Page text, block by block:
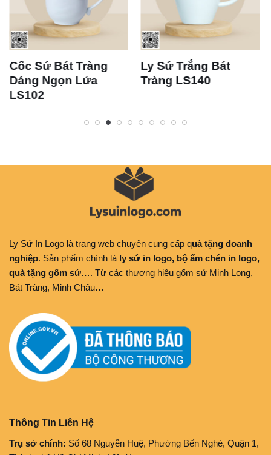
Cốc Sứ Bát Tràng
Dáng Ngọn Lửa
LS102
Ly Sứ Trắng Bát
Tràng LS140
Ly Sứ In Logo là trang web chuyên cung cấp quà tặng doanh
nghiệp. Sản phẩm chính là ly sứ in logo, bộ ấm chén in logo,
quà tặng gốm sứ…. Từ các thương hiệu gốm sứ Minh Long,
Bát Tràng, Minh Châu…
Thông Tin Liên Hệ
Trụ sở chính: Số 68 Nguyễn Huệ, Phường Bến Nghé, Quận 1,